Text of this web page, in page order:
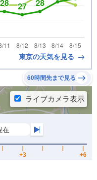
東京の天気を見る
60時間先まで見る